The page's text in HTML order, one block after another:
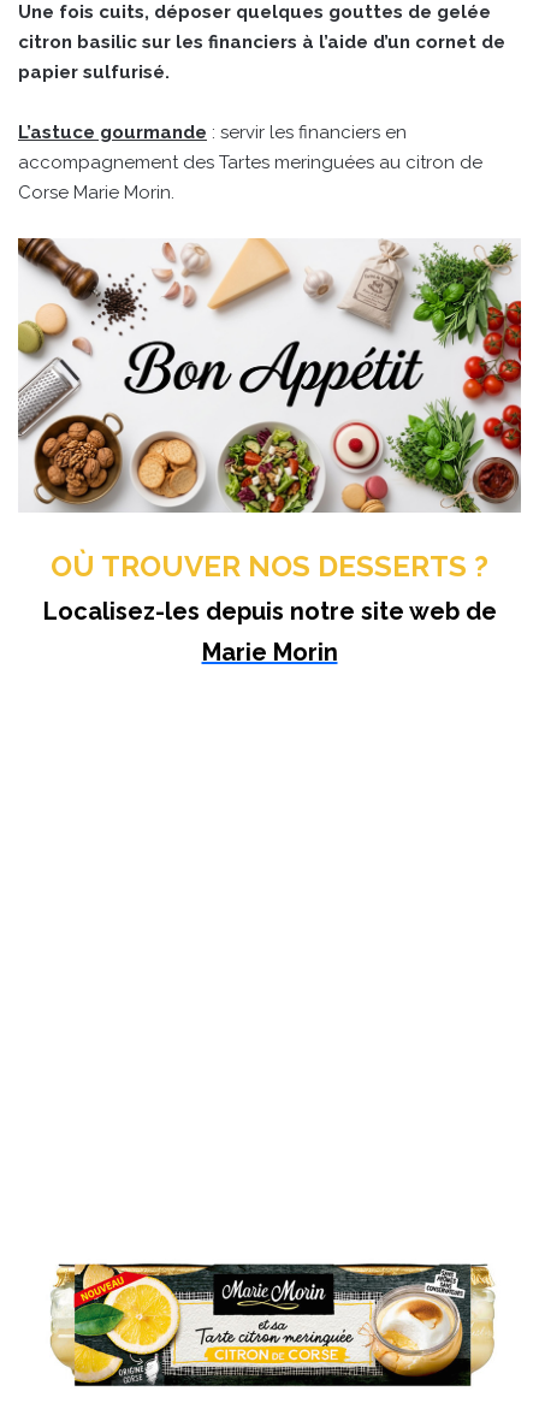
Une fois cuits, déposer quelques gouttes de gelée
citron basilic sur les financiers à l’aide d’un cornet de
papier sulfurisé.
L’astuce gourmande : servir les financiers en
accompagnement des Tartes meringuées au citron de
Corse Marie Morin.
OÙ TROUVER NOS DESSERTS ?
Localisez-les depuis notre site web de
Marie Morin